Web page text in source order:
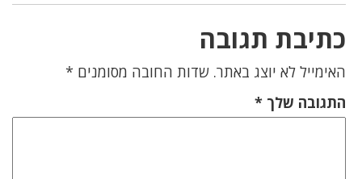
כתיבת תגובה
האימייל לא יוצג באתר. שדות החובה מסומנים *
התגובה שלך *